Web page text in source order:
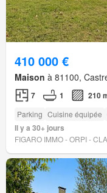
410 000 €
Maison à 81100,
7 1 210
Parking Cuisine équipée
Il y a 30+ jours
FIGARO IMMO - ORPI -